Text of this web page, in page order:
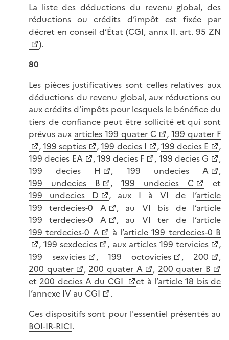
La liste des déductions du revenu global, des
réductions ou crédits d’impôt est fixée par
décret en conseil d’État (CGI, annx II. art. 95 ZN
).
80
Les pièces justificatives sont celles relatives aux
déductions du revenu global, aux réductions ou
aux crédits d’impôts pour lesquels le bénéfice du
tiers de confiance peut être sollicité et qui sont
prévus aux articles 199 quater C , 199 quater F
,199 septies ,199 decies I ,199 decies E
,
199 decies EA
,199 decies F , 199 decies G
,
199 decies H
, 199 undecies A
,
199 undecies B
, 199 undecies C
et
199 undecies D
, aux I à VI de l’article
199 terdecies-0 A
, au VI bis de l’article
199 terdecies-0 A
, au VI ter de l’article
199 terdecies-0 A
à l’article 199 terdecies-0 B
,199 sexdecies , aux articles 199 tervicies
,
199 sexvicies
, 199 octovicies , 200
,
200 quater
, 200 quater A , 200 quater B
et 200 decies A du CGI et à l’article 18 bis de
l’annexe IV au CGI
.
Ces dispositifs sont pour l'essentiel présentés au
BOI-IR-RICI.